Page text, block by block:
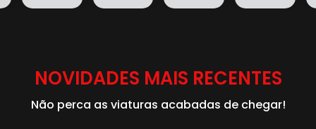
NOVIDADES MAIS RECENTES
Não perca as viaturas acabadas de chegar!